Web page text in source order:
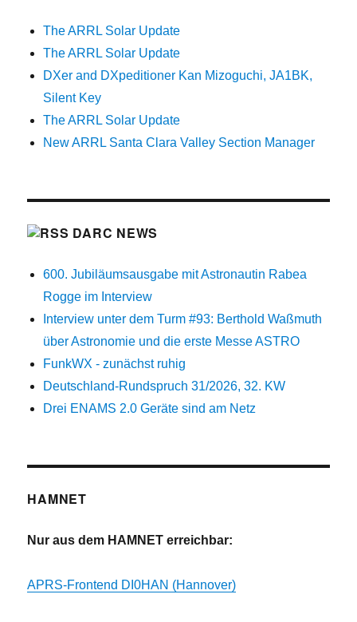
The ARRL Solar Update
The ARRL Solar Update
DXer and DXpeditioner Kan Mizoguchi, JA1BK,
Silent Key
The ARRL Solar Update
New ARRL Santa Clara Valley Section Manager
DARC NEWS
600. Jubiläumsausgabe mit Astronautin Rabea
Rogge im Interview
Interview unter dem Turm #93: Berthold Waßmuth
über Astronomie und die erste Messe ASTRO
FunkWX - zunächst ruhig
Deutschland-Rundspruch 31/2026, 32. KW
Drei ENAMS 2.0 Geräte sind am Netz
HAMNET
Nur aus dem HAMNET erreichbar:
APRS-Frontend DI0HAN (Hannover)